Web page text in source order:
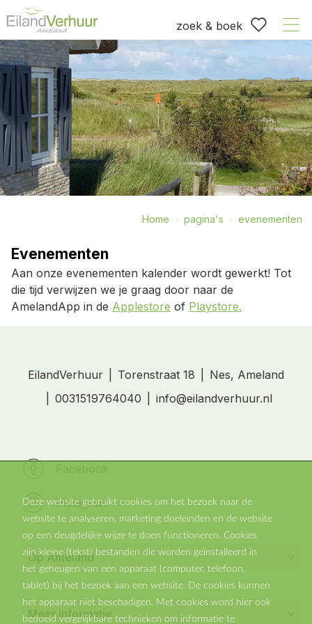
zoek & boek
Home pagina's evenementen
Evenementen
Aan onze evenementen kalender wordt gewerkt! Tot
die tijd verwijzen we je graag door naar de
AmelandApp in de Applestore of Playstore.
EilandVerhuur Torenstraat 18
Nes, Ameland
0031519764040
info@eilandverhuur.nl
Instagram
Op Ameland
Vakantiehuis in Nes
Vakantiehuisje in Buren
Vakantiehuis in Ballum
Meer informatie
Deze website gebruikt cookies om het bezoek naar de
website te analyseren, marketing doeleinden en de website
op een deugdelijke wijze te doen functioneren. Cookies
zijn kleine (tekst) bestanden die worden geïnstalleerd in
het geheugen van een apparaat (computer, telefoon,
tablet) bij het bezoek aan een website. De cookies kunnen
het apparaat niet beschadigen. Met cookies word hier ook
bedoeld vergelijkbare technieken om informatie te